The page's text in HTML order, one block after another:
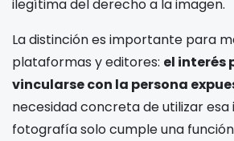
ilegítima del derecho a la imagen.
La distinción es importante para
plataformas y editores: el interés
vincularse con la persona
necesidad concreta de utilizar esa
fotografía solo cumple una